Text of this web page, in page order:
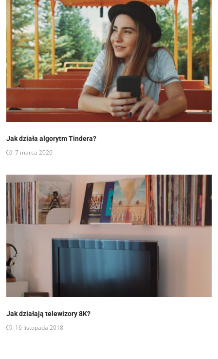
Jak działa algorytm Tindera?
7 marca 2020
Jak działają telewizory 8K?
16 listopada 2018